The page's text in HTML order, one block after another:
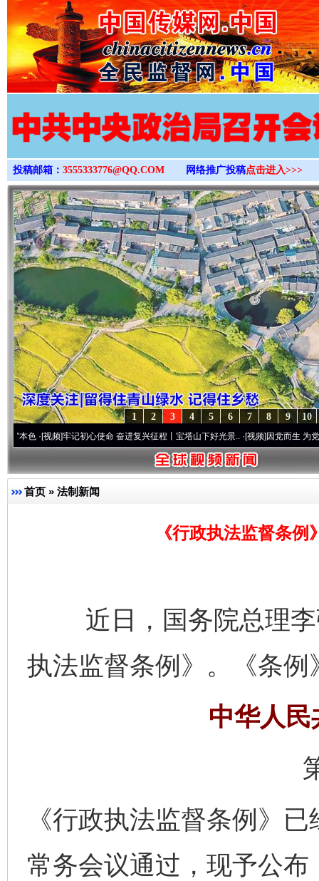
>
投稿邮箱： 3555333776@QQ.COM 网络推广投稿点击进入>>>
10
9
8
7
6
5
4
3
2
1
频]牢记初心使命 奋进复兴征程丨宝塔山下好光景..·[视频]因党而生 为党而战——百
首页 » 法制新闻
《行政执法监督条
近日，国务院总理李
执法监督条例》。《条例
中华人
《行政执法监督条例》
常务会议通过，现予公